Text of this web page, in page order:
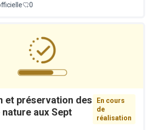
0
et préservation des
aux Sept
En cours
de
réalisation